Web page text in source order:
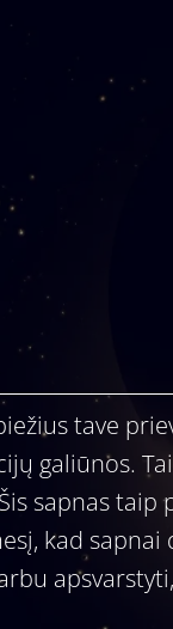
tave
galiūnos.
sapnas
kad